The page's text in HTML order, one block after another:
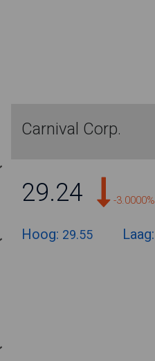
Carnival Corp.
29.24 -3.0000%
Hoog: 29.55 Laag: